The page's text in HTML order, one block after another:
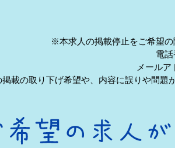
※本求人の掲載停止をご希望の
電
メール
載の取り下げ希望や、内容に誤りや問題